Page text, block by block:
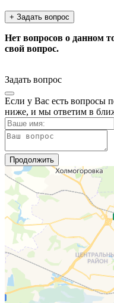
+ Задать вопрос
Нет вопросов о данном
свой вопрос.
Задать вопрос
Если у Вас есть вопросы
ниже, и мы ответим в
Продолжить